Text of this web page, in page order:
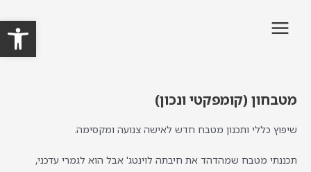
MENU
מטבחון (קומפקטי ונכון)
שיפוץ כללי ותכנון מטבח חדש לאישה צנועה ומקסימה.
תכננתי מטבח שמהדהד את חיבתה לוינטג' אבל הוא לגמרי עדכני,